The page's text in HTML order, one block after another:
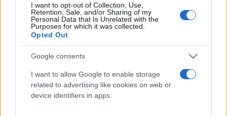
I want to opt-out of Collection, Use,
Retention, Sale, and/or Sharing of my
Personal Data that Is Unrelated with the
Purposes for which it was collected.
Opted Out
Google consents
I want to allow Google to enable storage
related to advertising like cookies on web or
device identifiers in apps.
Catetere vescicale maschile sterile a una via,
Nelaton - ch16-ch18 - PHARMAFIORE
0,25 € (iva esclusa)
Progettato per garantire un drenaggio sicuro ed
efficiente della vescica, assicurando il massimo...
( 0 recensioni )